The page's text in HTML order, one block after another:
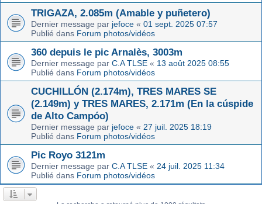
TRIGAZA, 2.085m (Amable y puñetero)
Dernier message par jefoce « 01 sept. 2025 07:57
Publié dans Forum photos/vidéos
360 depuis le pic Arnalès, 3003m
Dernier message par C.A TLSE « 13 août 2025 08:55
Publié dans Forum photos/vidéos
CUCHILLÓN (2.174m), TRES MARES SE
(2.149m) y TRES MARES, 2.171m (En la cúspide
de Alto Campóo)
Dernier message par jefoce « 27 juil. 2025 18:19
Publié dans Forum photos/vidéos
Pic Royo 3121m
Dernier message par C.A TLSE « 24 juil. 2025 11:34
Publié dans Forum photos/vidéos